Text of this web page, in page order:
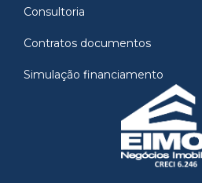
Consultoria
Contratos documentos
Simulação financiamento